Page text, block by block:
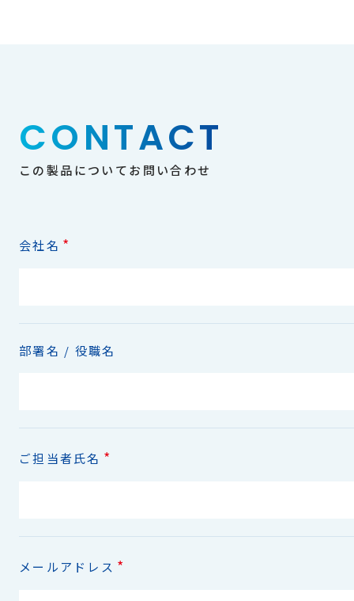
CONTACT
この製品についてお問い合わせ
会社名 *
部署名 / 役職名
ご担当者氏名 *
メールアドレス *